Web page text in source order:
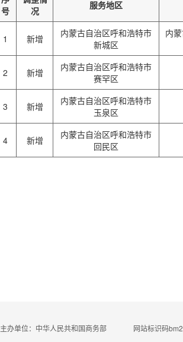
号
况
服务地区
1 新增
内蒙古自治区呼和浩特市
新城区
内
2 新增
内蒙古自治区呼和浩特市
赛罕区
3 新增
内蒙古自治区呼和浩特市
玉泉区
4 新增
内蒙古自治区呼和浩特市
回民区
主办单位：中华人民共和国商务部 网站标识码